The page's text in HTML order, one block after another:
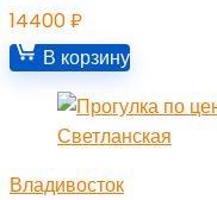
14400₽
В корзину
Владивосток